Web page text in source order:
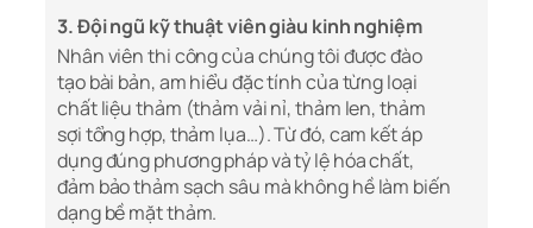
3. Đội ngũ kỹ thuật viên giàu kinh nghiệm
Nhân viên thi công của chúng tôi được đào
tạo bài bản, am hiểu đặc tính của từng loại
chất liệu thảm (thảm vải nỉ, thảm len, thảm
sợi tổng hợp, thảm lụa…). Từ đó, cam kết áp
dụng đúng phương pháp và tỷ lệ hóa chất,
đảm bảo thảm sạch sâu mà không hề làm biến
dạng bề mặt thảm.